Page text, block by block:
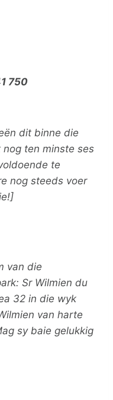
750
dit binne die
ten minste ses
te
nog steeds voer
van die
Sr Wilmien du
32 in die wyk
van harte
sy baie gelukkig